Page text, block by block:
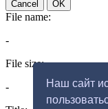
Наш сайт